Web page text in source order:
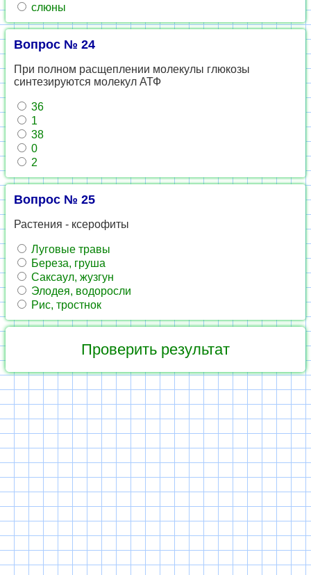
слюны
Вопрос № 24
При полном расщеплении молекулы глюкозы
синтезируются молекул АТФ
36
1
38
0
2
Вопрос № 25
Растения - ксерофиты
Луговые травы
Береза, груша
Саксаул, жузгун
Элодея, водоросли
Рис, тростнок